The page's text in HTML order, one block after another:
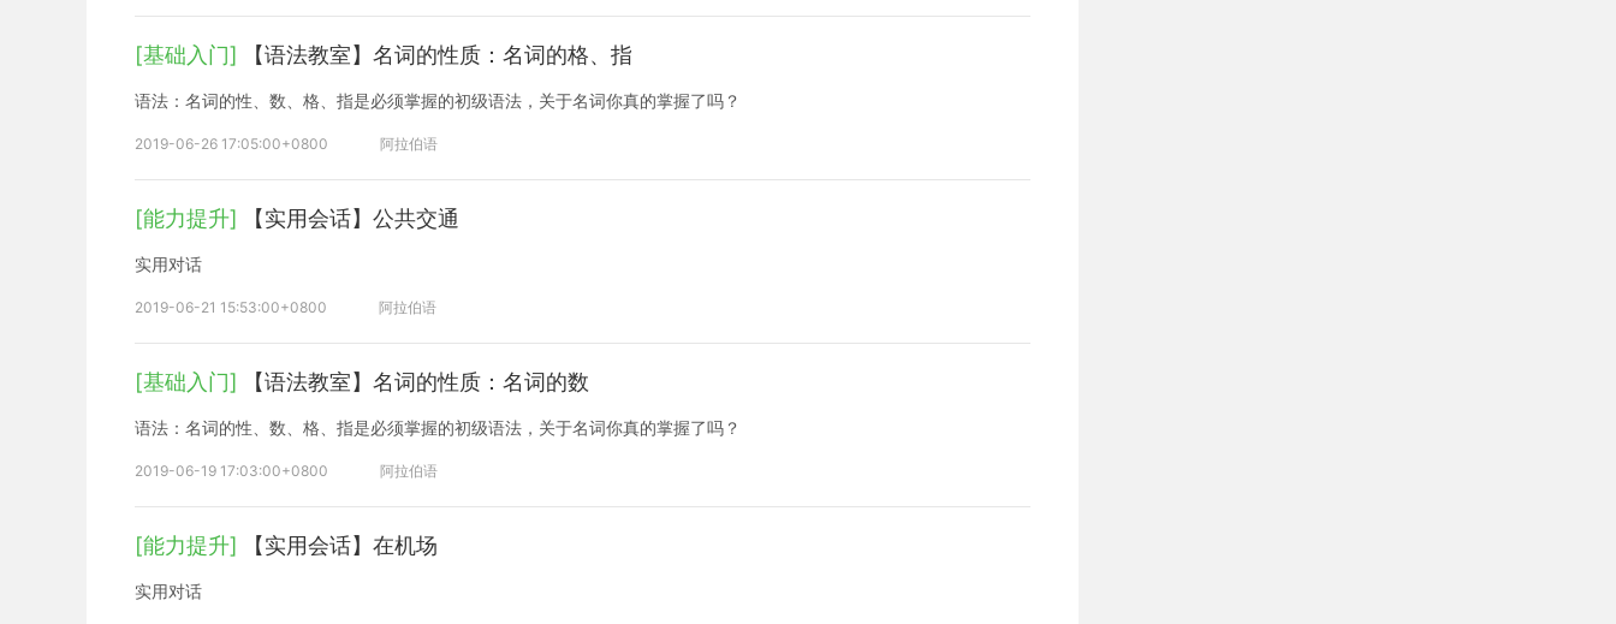
[基础入门] 【语法教室】名词的性质：名词的格、指
语法：名词的性、数、格、指是必须掌握的初级语法，关于名词你真的掌握了吗？
2019-06-26 17:05:00+0800 阿拉伯语
[能力提升] 【实用会话】公共交通
实用对话
2019-06-21 15:53:00+0800 阿拉伯语
[基础入门] 【语法教室】名词的性质：名词的数
语法：名词的性、数、格、指是必须掌握的初级语法，关于名词你真的掌握了吗？
2019-06-19 17:03:00+0800 阿拉伯语
[能力提升] 【实用会话】在机场
实用对话